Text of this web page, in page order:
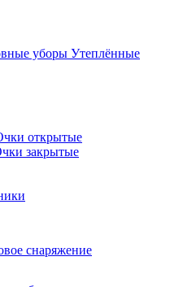
Утеплённые
открытые
закрытые
снаряжение